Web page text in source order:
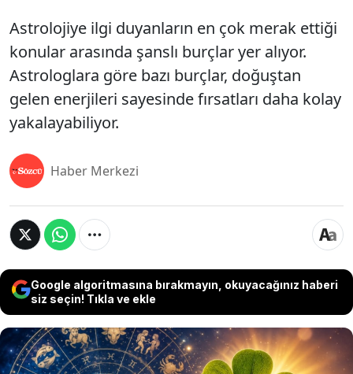
Astrolojiye ilgi duyanların en çok merak ettiği
konular arasında şanslı burçlar yer alıyor.
Astrologlara göre bazı burçlar, doğuştan
gelen enerjileri sayesinde fırsatları daha kolay
yakalayabiliyor.
Haber Merkezi
Google algoritmasına bırakmayın, okuyacağınız haberi
siz seçin! Tıkla ve ekle